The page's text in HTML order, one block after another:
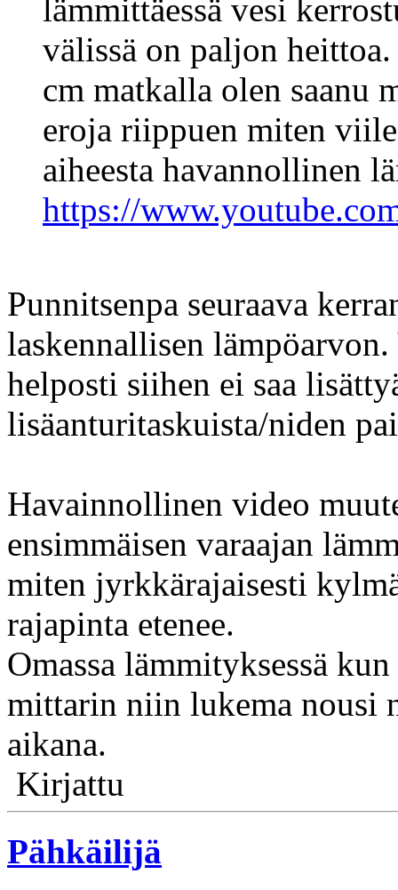
lämmittäessä vesi
välissä on paljon heittoa.
cm matkalla olen saanu
eroja riippuen miten
aiheesta havannollinen
https://
Punnitsenpa seuraava
laskennallisen
helposti siihen ei saa
lisäanturitaskuista/niden
Havainnollinen video
ensimmäisen varaajan
miten jyrkkärajaisesti
rajapinta etenee.
Omassa lämmityksessä
mittarin niin lukema nousi
aikana.
Kirjattu
Pähkäilijä